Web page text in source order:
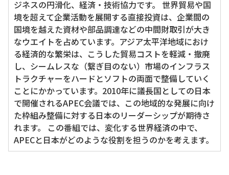
ジネスの円滑化、経済・技術協力です。 世界貿易や国
境を超えて企業活動を展開する直接投資は、企業間の
国境を越えた資材や部品調達などの中間財取引が大き
なウエイトを占めています。アジア太平洋地域におけ
る経済的な繁栄は、こうした貿易コストを軽減・撤廃
し、シームレスな（繋ぎ目のない）市場のインフラス
トラクチャーをハードとソフトの両面で整備していく
ことにかかっています。2010年に議長国としての日本
で開催されるAPEC会議では、この地域的な発展に向け
た枠組み整備に対する日本のリーダーシップが期待さ
れます。 この番組では、変化する世界経済の中で、
APECと日本がどのような役割を担うのかを考えます。